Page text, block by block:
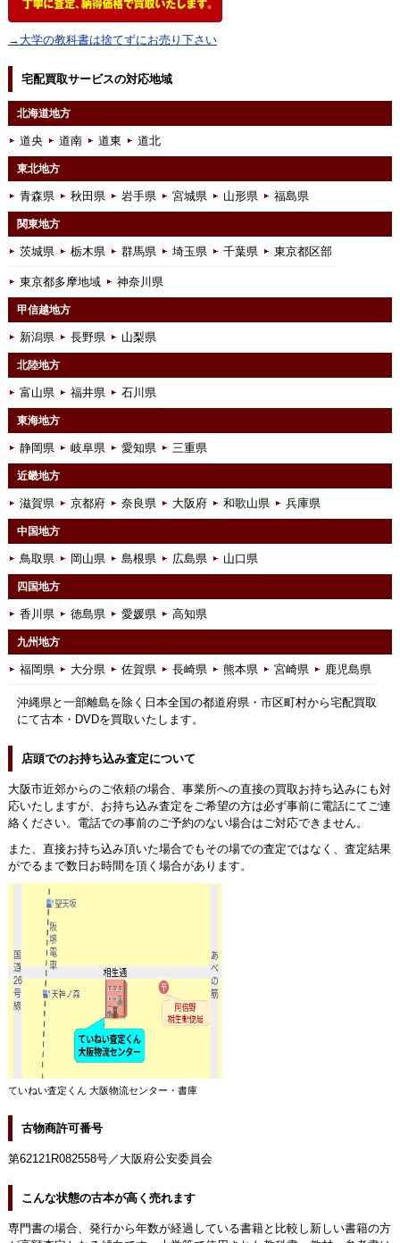
→大学の教科書は捨てずにお売り下さい
宅配買取サービスの対応地域
北海道地方
道央 道南 道東 道北
東北地方
青森県 秋田県 岩手県 宮城県 山形県 福島県
関東地方
茨城県 栃木県 群馬県 埼玉県 千葉県 東京都区部
東京都多摩地域 神奈川県
甲信越地方
新潟県 長野県 山梨県
北陸地方
富山県 福井県 石川県
東海地方
静岡県 岐阜県 愛知県 三重県
近畿地方
滋賀県 京都府 奈良県 大阪府 和歌山県 兵庫県
中国地方
鳥取県 岡山県 島根県 広島県 山口県
四国地方
香川県 徳島県 愛媛県 高知県
九州地方
福岡県 大分県 佐賀県 長崎県 熊本県 宮崎県 鹿児島県
沖縄県と一部離島を除く日本全国の都道府県・市区町村から宅配買取
にて古本・DVDを買取いたします。
店頭でのお持ち込み査定について
大阪市近郊からのご依頼の場合、事業所への直接の買取お持ち込みにも対
応いたしますが、お持ち込み査定をご希望の方は必ず事前に電話にてご連
絡ください。電話での事前のご予約のない場合はご対応できません。
また、直接お持ち込み頂いた場合でもその場での査定ではなく、査定結果
がでるまで数日お時間を頂く場合があります。
ていねい査定くん 大阪物流センター・書庫
古物商許可番号
第62121R082558号／大阪府公安委員会
こんな状態の古本が高く売れます
専門書の場合、発行から年数が経過している書籍と比較し新しい書籍の方